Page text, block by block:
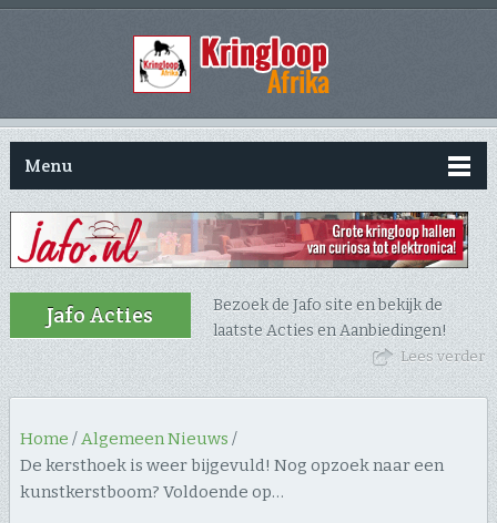
Menu
Jafo Acties
Bezoek de Jafo site en bekijk de
laatste Acties en Aanbiedingen!
Lees verder
Home /Algemeen Nieuws /
De kersthoek is weer bijgevuld! Nog opzoek naar een
kunstkerstboom? Voldoende op…